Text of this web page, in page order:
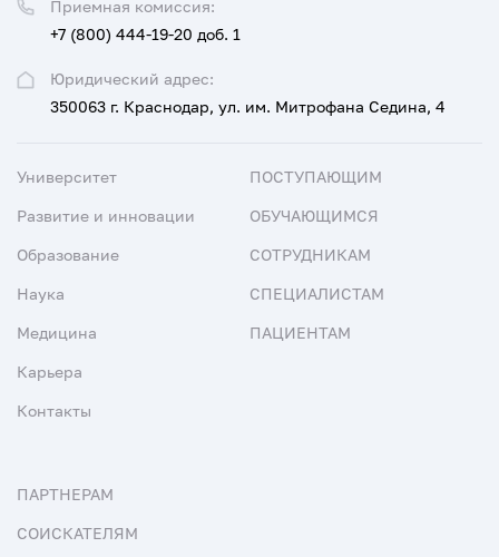
Юридический адрес:
350063 г. Краснодар, ул. им. Митрофана Седина, 4
Приемная комиссия:
+7 (800) 444-19-20 доб. 1
Университет
Развитие и инновации
Образование
Наука
Медицина
Карьера
Контакты
ПОСТУПАЮЩИМ
ОБУЧАЮЩИМСЯ
СОТРУДНИКАМ
СПЕЦИАЛИСТАМ
ПАЦИЕНТАМ
ПАРТНЕРАМ
СОИСКАТЕЛЯМ